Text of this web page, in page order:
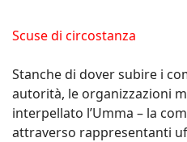
Scuse di circostanza
Stanche di dover subire i
autorità, le organizzazioni
interpellato l’Umma – la
attraverso rappresentanti